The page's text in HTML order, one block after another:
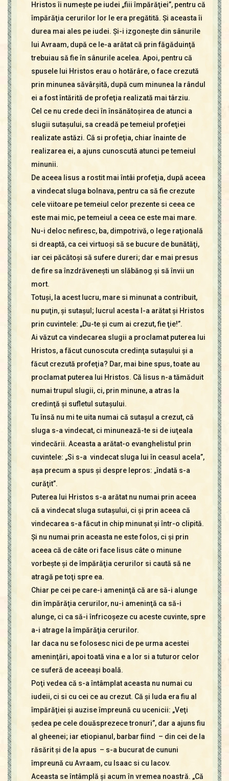
Hristos îi numeşte pe iudei „fiii împărăţiei”, pentru că
împărăţia cerurilor lor le era pregătită. Şi aceasta îi
durea mai ales pe iudei. Şi-i izgoneşte din sânurile
lui Avraam, după ce le-a arătat că prin făgăduinţă
trebuiau să fie în sânurile acelea. Apoi, pentru că
spusele lui Hristos erau o hotărâre, o face crezută
prin minunea săvârşită, după cum minunea la rândul
ei a fost întărită de profeţia realizată mai târziu.
Cel ce nu crede deci în însănătoşirea de atunci a
slugii sutaşului, sa creadă pe temeiul profeţiei
realizate astăzi. Că si profeţia, chiar înainte de
realizarea ei, a ajuns cunoscută atunci pe temeiul
minunii.
De aceea Iisus a rostit mai întâi profeţia, după aceea
a vindecat sluga bolnava, pentru ca să fie crezute
cele viitoare pe temeiul celor prezente si ceea ce
este mai mic, pe temeiul a ceea ce este mai mare.
Nu-i deloc nefiresc, ba, dimpotrivă, o lege raţională
si dreaptă, ca cei virtuoşi să se bucure de bunătăţi,
iar cei păcătoşi să sufere dureri; dar e mai presus
de fire sa înzdrăveneşti un slăbănog şi să învii un
mort.
Totuşi, la acest lucru, mare si minunat a contribuit,
nu puţin, şi sutaşul; lucrul acesta l-a arătat şi Hristos
prin cuvintele: „Du-te şi cum ai crezut, fie ţie!”.
Ai văzut ca vindecarea slugii a proclamat puterea lui
Hristos, a făcut cunoscuta credinţa sutaşului şi a
făcut crezută profeţia? Dar, mai bine spus, toate au
proclamat puterea lui Hristos. Că Iisus n-a tămăduit
numai trupul slugii, ci, prin minune, a atras la
credinţă şi sufletul sutaşului.
Tu însă nu mi te uita numai că sutaşul a crezut, că
sluga s-a vindecat, ci minunează-te si de iuţeala
vindecării. Aceasta a arătat-o evanghelistul prin
cuvintele: „Si s-a vindecat sluga lui în ceasul acela”,
aşa precum a spus şi despre lepros: „îndată s-a
curăţit”.
Puterea lui Hristos s-a arătat nu numai prin aceea
că a vindecat sluga sutaşului, ci şi prin aceea că
vindecarea s-a făcut in chip minunat şi într-o clipită.
Şi nu numai prin aceasta ne este folos, ci şi prin
aceea că de câte ori face Iisus câte o minune
vorbeşte şi de împărăţia cerurilor si caută să ne
atragă pe toţi spre ea.
Chiar pe cei pe care-i ameninţă că are să-i alunge
din împărăţia cerurilor, nu-i ameninţă ca să-i
alunge, ci ca să-i înfricoşeze cu aceste cuvinte, spre
a-i atrage la împărăţia cerurilor.
Iar daca nu se folosesc nici de pe urma acestei
ameninţări, apoi toată vina e a lor si a tuturor celor
ce suferă de aceeaşi boală.
Poţi vedea că s-a întâmplat aceasta nu numai cu
iudeii, ci si cu cei ce au crezut. Că şi Iuda era fiu al
împărăţiei şi auzise împreună cu ucenicii: „Veţi
şedea pe cele douăsprezece tronuri”, dar a ajuns fiu
al gheenei; iar etiopianul, barbar fiind – din cei de la
răsărit şi de la apus – s-a bucurat de cununi
împreună cu Avraam, cu Isaac si cu Iacov.
Aceasta se întâmplă şi acum în vremea noastră. „Că